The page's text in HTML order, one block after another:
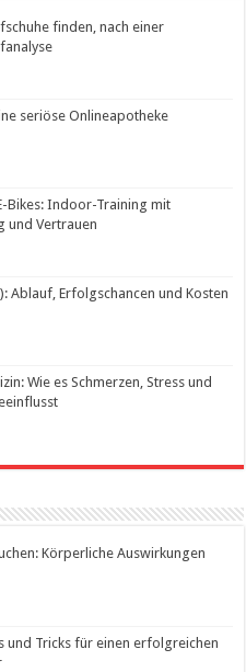
finden, nach einer
seriöse Onlineapotheke
Bikes: Indoor-Training mit
und Vertrauen
Ablauf, Erfolgschancen und Kosten
Wie es Schmerzen, Stress und
Körperliche Auswirkungen
und Tricks für einen erfolgreichen